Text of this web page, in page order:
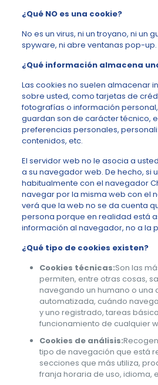
¿Qué NO es una cookie?
No es un virus, ni un troyano, ni un
spyware, ni abre ventanas pop-up.
¿Qué información almacena
Las cookies no suelen almacenar
sobre usted, como tarjetas de
fotografías o información
guardan son de carácter técnico,
preferencias personales,
contenidos, etc.
El servidor web no le asocia a
a su navegador web. De hecho, si
habitualmente con el navegador
navegar por la misma web con el
verá que la web no se da cuenta
persona porque en realidad está
información al navegador, no a la
¿Qué tipo de cookies existen?
Cookies técnicas:Son las
permiten, entre otras cosas,
navegando un humano o una
automatizada, cuándo
y uno registrado, tareas
funcionamiento de cualquier
Cookies de análisis:
tipo de navegación que está
secciones que más utiliza,
franja horaria de uso, idioma,